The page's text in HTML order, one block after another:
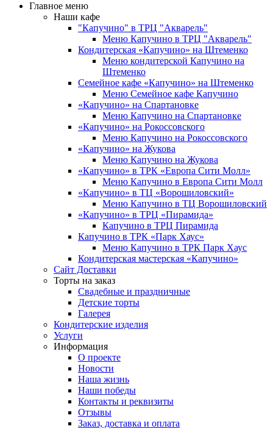
Главное меню
Наши кафе
"Капучино" в ТРЦ "Акварель"
Меню Капучино в ТРЦ "Акварель"
Кондитерская «Капучино» на Штеменко
Меню кондитерской Капучино на
Штеменко
Семейное кафе «Капучино» на Штеменко
Меню Семейное кафе Капучино
«Капучино» на Спартановке
Меню Капучино на Спартановке
«Капучино» на Рокоссовского
Меню Капучино на Рокоссовского
«Капучино» на Жукова
Меню Капучино на Жукова
«Капучино» в ТРК «Европа Cити Молл»
Меню Капучино в Европа Сити Молл
«Капучино» в ТЦ «Ворошиловский»
Меню Капучино в ТЦ Ворошиловский
«Капучино» в ТРЦ «Пирамида»
Капучино в ТРЦ Пирамида
Капучино в ТРК «Парк Хаус»
Меню Капучино в ТРК Парк Хаус
Кондитерская мастерская «Капучино»
Сайт Доставки
Торты на заказ
Свадебные и праздничные
Детские торты
Галерея
Кондитерские изделия
Услуги
Информация
О проекте
Новости
Наша жизнь
Наши победы
Контакты и реквизиты
Отзывы
Заказ, доставка и оплата